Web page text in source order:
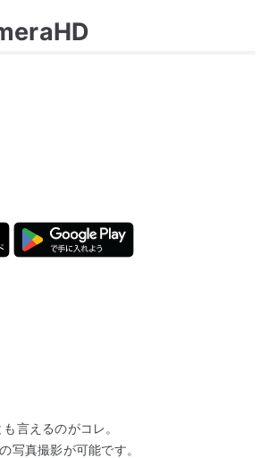
言えるのがコレ。
写真撮影が可能です。